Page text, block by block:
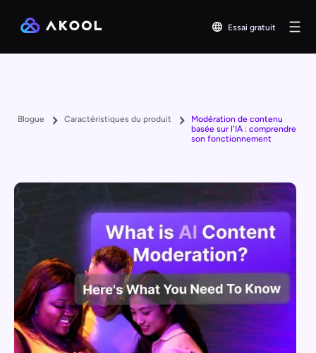
Essai gratuit
Blogue Caractéristiques du produit
Modération de contenu
basée sur l'IA : comprendre
son fonctionnement